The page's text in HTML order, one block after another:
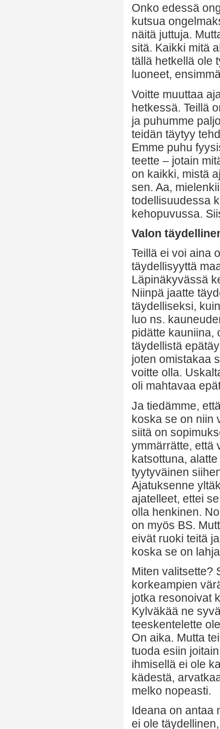
Onko edessä
kutsua
näitä juttuja.
sitä. Kaikki mitä
tällä hetkellä ole
luoneet,
Voitte muuttaa
hetkessä. Teillä
ja puhumme
teidän täytyy
Emme puhu
teette – jotain
on kaikki, mistä
sen. Aa,
todellisuudessa
kehopuvussa.
Valon
Teillä ei voi aina
täydellisyyttä
Läpinäkyvässä
Niinpä jaatte
täydelliseksi,
luo ns.
pidätte kauniina,
täydellistä
joten omistakaa
voitte olla.
oli mahtavaa
Ja tiedämme,
koska se on niin
siitä on
ymmärrätte, että
katsottuna,
tyytyväinen
Ajatuksenne
ajatelleet, ettei
olla henkinen.
on myös BS.
eivät ruoki teitä
koska se on
Miten valitsette?
korkeampien
jotka resonoivat
Kylväkää ne
teeskentelette
On aika. Mutta
tuoda esiin
ihmisellä ei ole
kädestä,
melko nopeasti.
Ideana on antaa
ei ole